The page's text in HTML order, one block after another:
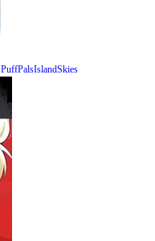
PuffPalsIslandSkies